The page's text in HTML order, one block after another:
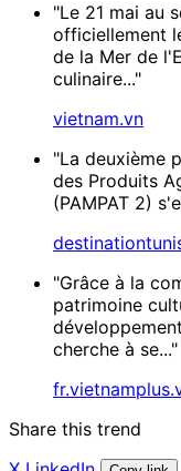
"Le 21 mai au
officiellement
de la Mer de
culinaire..."
vietnam.vn
"La deuxième
des Produits
(PAMPAT 2)
"Grâce à la
patrimoine
cherche à se..."
Share this trend